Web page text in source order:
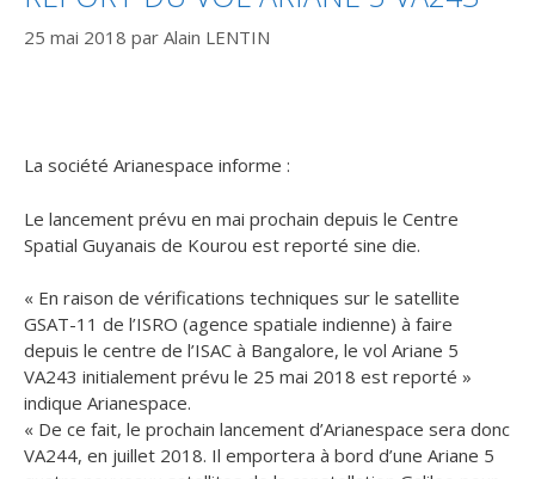
25 mai 2018 par Alain LENTIN
La société Arianespace informe :
Le lancement prévu en mai prochain depuis le Centre
Spatial Guyanais de Kourou est reporté sine die.
« En raison de vérifications techniques sur le satellite
GSAT-11 de l’ISRO (agence spatiale indienne) à faire
depuis le centre de l’ISAC à Bangalore, le vol Ariane 5
VA243 initialement prévu le 25 mai 2018 est reporté »
indique Arianespace.
« De ce fait, le prochain lancement d’Arianespace sera donc
VA244, en juillet 2018. Il emportera à bord d’une Ariane 5